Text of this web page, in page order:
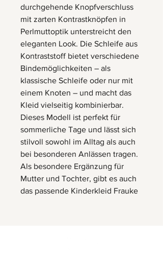
durchgehende Knopfverschluss
mit zarten Kontrastknöpfen in
Perlmuttoptik unterstreicht den
eleganten Look. Die Schleife aus
Kontraststoff bietet verschiedene
Bindemöglichkeiten – als
klassische Schleife oder nur mit
einem Knoten – und macht das
Kleid vielseitig kombinierbar.
Dieses Modell ist perfekt für
sommerliche Tage und lässt sich
stilvoll sowohl im Alltag als auch
bei besonderen Anlässen tragen.
Als besondere Ergänzung für
Mutter und Tochter, gibt es auch
das passende Kinderkleid Frauke